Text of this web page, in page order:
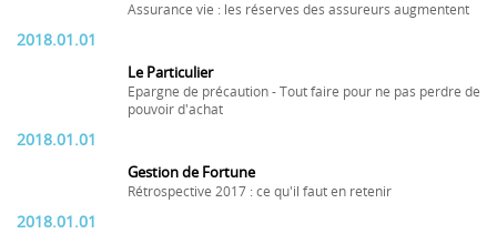
Assurance vie : les réserves des assureurs augmentent
2018.01.01
Le Particulier
Epargne de précaution - Tout faire pour ne pas perdre de
pouvoir d'achat
2018.01.01
Gestion de Fortune
Rétrospective 2017 : ce qu'il faut en retenir
2018.01.01